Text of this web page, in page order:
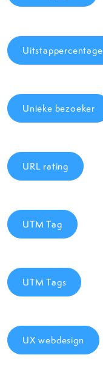
Uitstappercentage
Unieke bezoeker
URL rating
UTM Tag
UTM Tags
UX webdesign